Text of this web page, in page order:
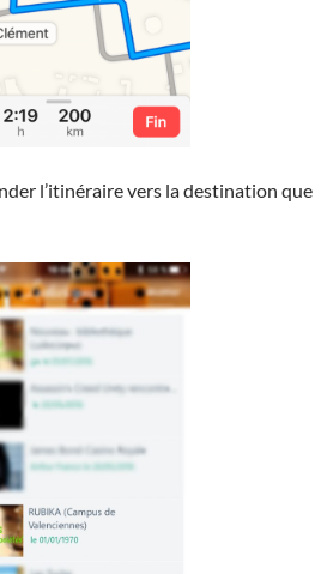
l’itinéraire vers la destination que